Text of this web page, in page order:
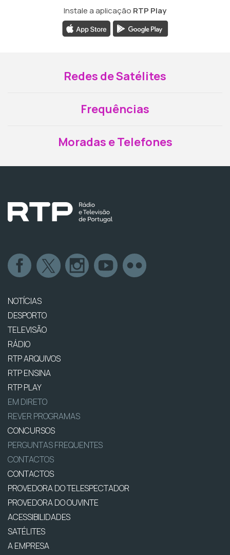
Instale a aplicação RTP Play
Redes de Satélites
Frequências
Moradas e Telefones
NOTÍCIAS
DESPORTO
TELEVISÃO
RÁDIO
RTP ARQUIVOS
RTP ENSINA
RTP PLAY
EM DIRETO
REVER PROGRAMAS
CONCURSOS
PERGUNTAS FREQUENTES
CONTACTOS
CONTACTOS
PROVEDORA DO TELESPECTADOR
PROVEDORA DO OUVINTE
ACESSIBILIDADES
SATÉLITES
A EMPRESA